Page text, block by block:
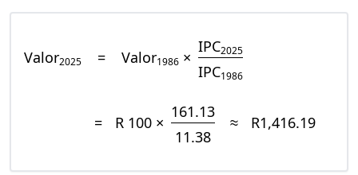
Valor2025 = Valor1986 ×
IPC2025
IPC1986
= R 100 ×
161.13
11.38
≈ R1,416.19